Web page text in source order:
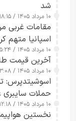
شد
۱۰ مرداد ۱۴۰۵ / ۱۸:۱۵
مقامات غربی
اسپانیا متهم
۱۰ مرداد ۱۴۰۵ / ۱۵:۲۴
آخرین قیمت طلا، سکه
۱۰ مرداد ۱۴۰۵ / ۱۳:۰۸
اسوشیتدپرس:
حملات سایبری
ارائه نکرد
۱۰ مرداد ۱۴۰۵ / ۱۲:۱۸
نخستین